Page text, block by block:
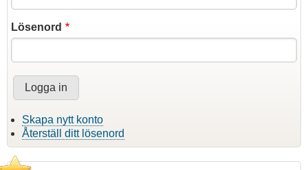
Lösenord
Skapa nytt konto
Återställ ditt lösenord